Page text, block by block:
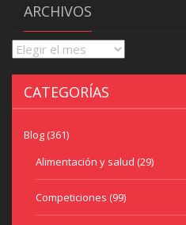
ARCHIVOS
Archivos
CATEGORÍAS
Blog (361)
Alimentación y salud (29)
Competiciones (99)